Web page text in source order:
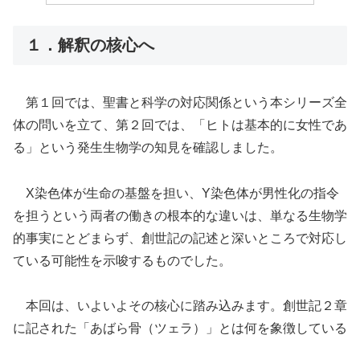
１．解釈の核心へ
第１回では、聖書と科学の対応関係という本シリーズ全
体の問いを立て、第２回では、「ヒトは基本的に女性であ
る」という発生生物学の知見を確認しました。
X染色体が生命の基盤を担い、Y染色体が男性化の指令
を担うという両者の働きの根本的な違いは、単なる生物学
的事実にとどまらず、創世記の記述と深いところで対応し
ている可能性を示唆するものでした。
本回は、いよいよその核心に踏み込みます。創世記２章
に記された「あばら骨（ツェラ）」とは何を象徴している